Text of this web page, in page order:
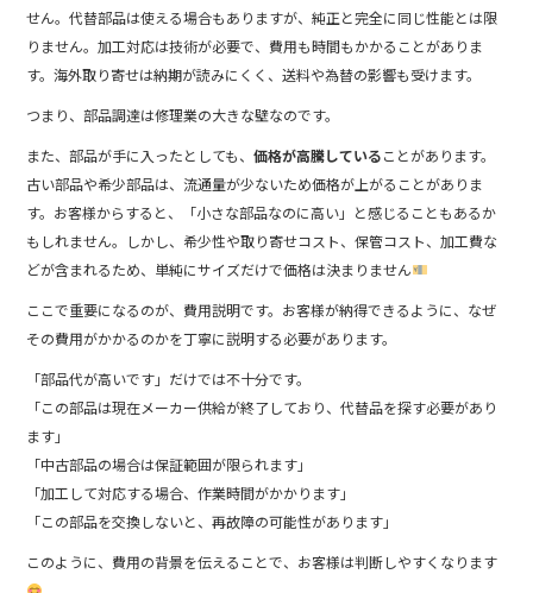
せん。代替部品は使える場合もありますが、純正と完全に同じ性能とは限
りません。加工対応は技術が必要で、費用も時間もかかることがありま
す。海外取り寄せは納期が読みにくく、送料や為替の影響も受けます。
つまり、部品調達は修理業の大きな壁なのです。
また、部品が手に入ったとしても、価格が高騰していることがあります。
古い部品や希少部品は、流通量が少ないため価格が上がることがありま
す。お客様からすると、「小さな部品なのに高い」と感じることもあるか
もしれません。しかし、希少性や取り寄せコスト、保管コスト、加工費な
どが含まれるため、単純にサイズだけで価格は決まりません
ここで重要になるのが、費用説明です。お客様が納得できるように、なぜ
その費用がかかるのかを丁寧に説明する必要があります。
「部品代が高いです」だけでは不十分です。
「この部品は現在メーカー供給が終了しており、代替品を探す必要があり
ます」
「中古部品の場合は保証範囲が限られます」
「加工して対応する場合、作業時間がかかります」
「この部品を交換しないと、再故障の可能性があります」
このように、費用の背景を伝えることで、お客様は判断しやすくなります